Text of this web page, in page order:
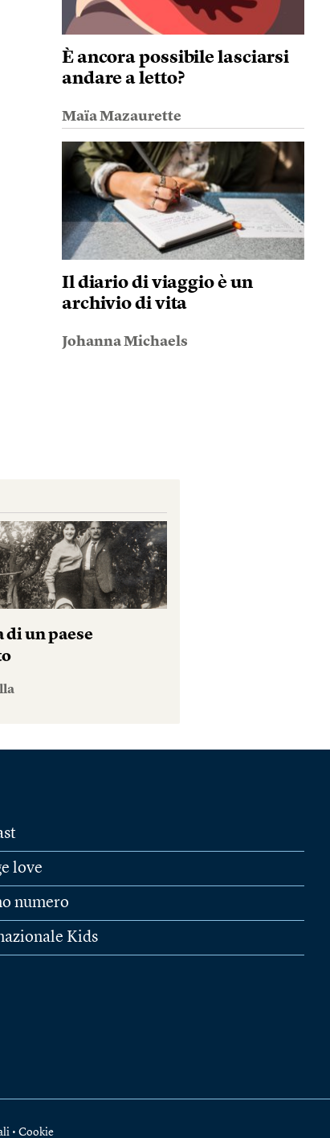
È ancora possibile lasciarsi
andare a letto?
Maïa Mazaurette
Il diario di viaggio è un
archivio di vita
Johanna Michaels
un paese
love
numero
Kids
• Cookie